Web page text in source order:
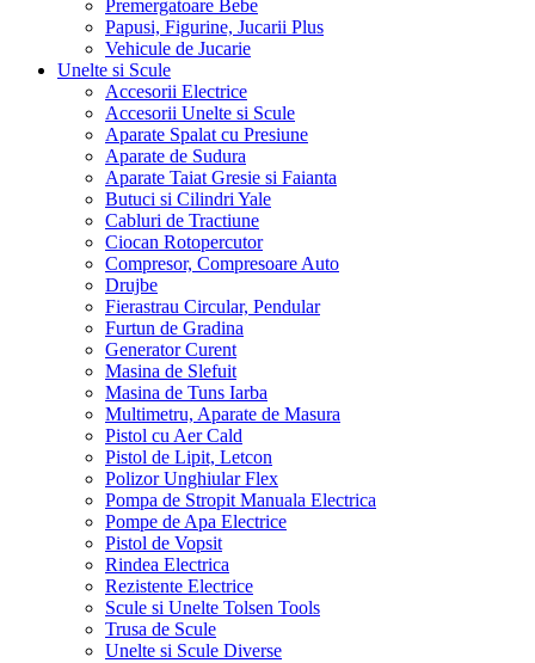
Premergatoare Bebe
Papusi, Figurine, Jucarii Plus
Vehicule de Jucarie
Unelte si Scule
Accesorii Electrice
Accesorii Unelte si Scule
Aparate Spalat cu Presiune
Aparate de Sudura
Aparate Taiat Gresie si Faianta
Butuci si Cilindri Yale
Cabluri de Tractiune
Ciocan Rotopercutor
Compresor, Compresoare Auto
Drujbe
Fierastrau Circular, Pendular
Furtun de Gradina
Generator Curent
Masina de Slefuit
Masina de Tuns Iarba
Multimetru, Aparate de Masura
Pistol cu Aer Cald
Pistol de Lipit, Letcon
Polizor Unghiular Flex
Pompa de Stropit Manuala Electrica
Pompe de Apa Electrice
Pistol de Vopsit
Rindea Electrica
Rezistente Electrice
Scule si Unelte Tolsen Tools
Trusa de Scule
Unelte si Scule Diverse